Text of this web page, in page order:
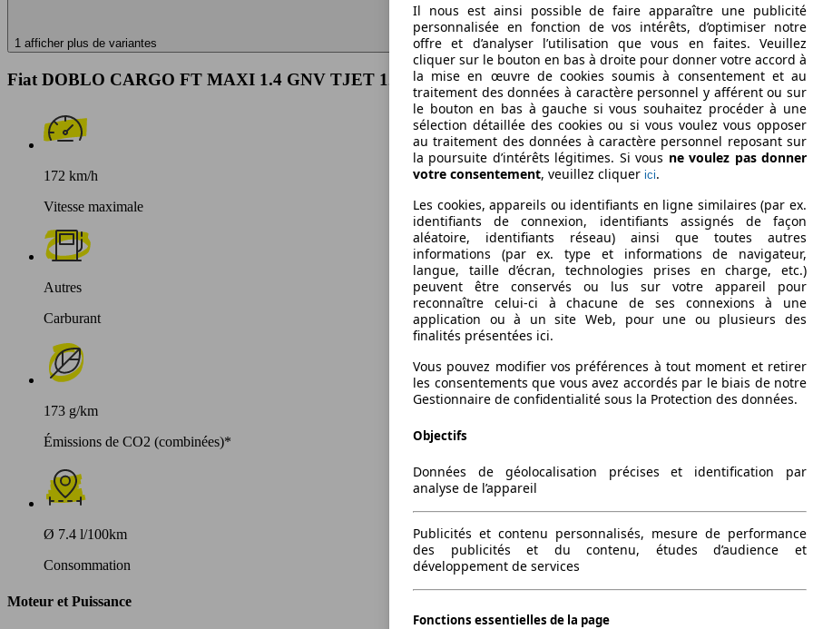
1 afficher plus de variantes
Fiat DOBLO CARGO FT MAXI 1.4 GNV TJET 120 PACK PROFESSIONAL NAV Spécifications
172 km/h
Vitesse maximale
Autres
Carburant
173 g/km
Émissions de CO2 (combinées)*
Ø 7.4 l/100km
Consommation
Moteur et Puissance
Il nous est ainsi possible de faire apparaître une publicité
personnalisée en fonction de vos intérêts, d’optimiser notre
offre et d’analyser l’utilisation que vous en faites. Veuillez
cliquer sur le bouton en bas à droite pour donner votre accord à
la mise en œuvre de cookies soumis à consentement et au
traitement des données à caractère personnel y afférent ou sur
le bouton en bas à gauche si vous souhaitez procéder à une
sélection détaillée des cookies ou si vous voulez vous opposer
au traitement des données à caractère personnel reposant sur
la poursuite d’intérêts légitimes. Si vous ne voulez pas donner
votre consentement, veuillez cliquer ici.
Les cookies, appareils ou identifiants en ligne similaires (par ex.
identifiants de connexion, identifiants assignés de façon
aléatoire, identifiants réseau) ainsi que toutes autres
informations (par ex. type et informations de navigateur,
langue, taille d’écran, technologies prises en charge, etc.)
peuvent être conservés ou lus sur votre appareil pour
reconnaître celui-ci à chacune de ses connexions à une
application ou à un site Web, pour une ou plusieurs des
finalités présentées ici.
Vous pouvez modifier vos préférences à tout moment et retirer
les consentements que vous avez accordés par le biais de notre
Gestionnaire de confidentialité sous la Protection des données.
Objectifs
Données de géolocalisation précises et identification par
analyse de l’appareil
Publicités et contenu personnalisés, mesure de performance
des publicités et du contenu, études d’audience et
développement de services
Fonctions essentielles de la page